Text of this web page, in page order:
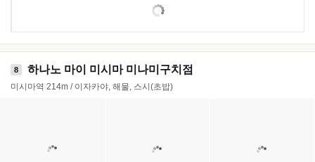
8 하나노 마이 미시마 미나미구치점
미시마역 214m / 이자카야, 해물, 스시(초밥)